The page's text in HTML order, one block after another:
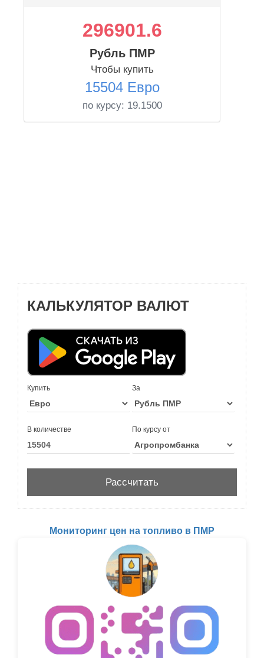
296901.6
Рубль ПМР
Чтобы купить
15504 Евро
по курсу: 19.1500
КАЛЬКУЛЯТОР ВАЛЮТ
Купить За
В количестве По курсу от
Мониторинг цен на топливо в ПМР